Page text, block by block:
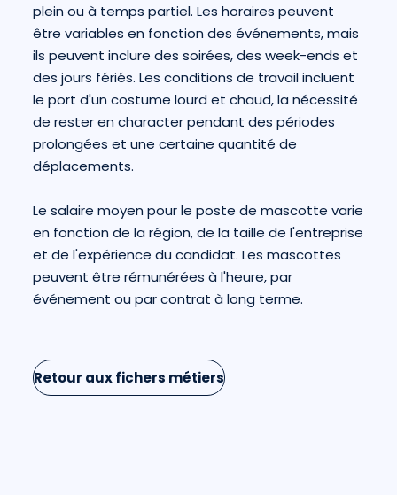
plein ou à temps partiel. Les horaires peuvent
être variables en fonction des événements, mais
ils peuvent inclure des soirées, des week-ends et
des jours fériés. Les conditions de travail incluent
le port d'un costume lourd et chaud, la nécessité
de rester en character pendant des périodes
prolongées et une certaine quantité de
déplacements.
Le salaire moyen pour le poste de mascotte varie
en fonction de la région, de la taille de l'entreprise
et de l'expérience du candidat. Les mascottes
peuvent être rémunérées à l'heure, par
événement ou par contrat à long terme.
Retour aux fichers métiers